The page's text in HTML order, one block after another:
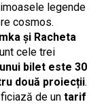
legende
cosmos.
și Racheta
cele trei
bilet este 30
două proiecții.
de un tarif